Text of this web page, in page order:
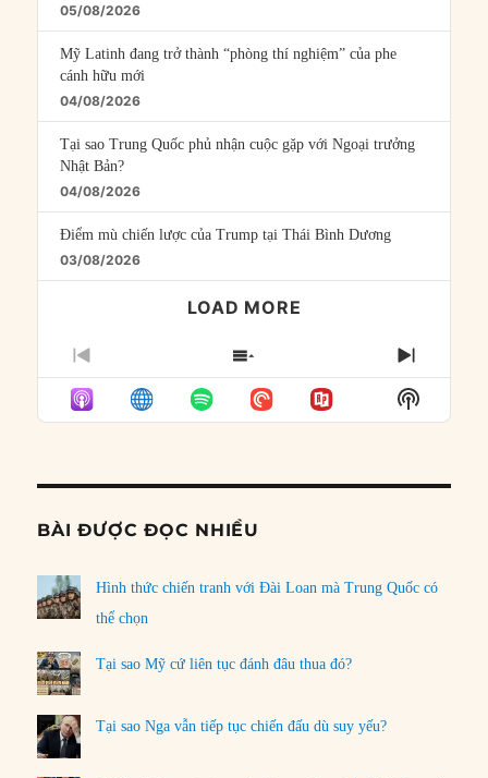
05/08/2026
Mỹ Latinh đang trở thành “phòng thí nghiệm” của phe
cánh hữu mới
04/08/2026
Tại sao Trung Quốc phủ nhận cuộc gặp với Ngoại trưởng
Nhật Bản?
04/08/2026
Điểm mù chiến lược của Trump tại Thái Bình Dương
03/08/2026
LOAD MORE
PREVIOUS
EPISODE
SHOW
EPISODES
LIST
NEXT
Show
Podcast
BÀI ĐƯỢC ĐỌC NHIỀU
Hình thức chiến tranh với Đài Loan mà Trung Quốc có
thể chọn
Tại sao Mỹ cứ liên tục đánh đâu thua đó?
Tại sao Nga vẫn tiếp tục chiến đấu dù suy yếu?